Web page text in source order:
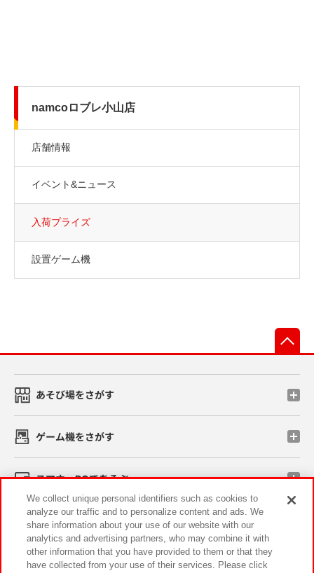
namcoロブレ小山店
店舗情報
イベント&ニュース
入荷プライズ
設置ゲーム機
あそび場をさがす
ゲーム機をさがす
スマホ・PCであそぶ
イベント・キャンペーン
We collect unique personal identifiers such as cookies to
analyze our traffic and to personalize content and ads. We
share information about your use of our website with our
analytics and advertising partners, who may combine it with
other information that you have provided to them or that they
have collected from your use of their services. Please click